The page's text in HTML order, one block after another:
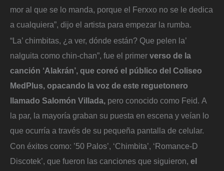
mor al que se lo manda, porque el Ferxxo no se le dedica
a cualquiera”, dijo el artista para empezar la rumba.
“La’ chimbitas, ¿a ver, dónde están? Que pelen la’
nalguita como chin-chan”, fue el primer verso de la
canción ‘Alakrán’, que coreó el público del Coliseo
MedPlus, opacando la voz de este reguetonero
llamado Salomón Villada, pero conocido como Feid. A
la par, la mayoría graban su puesta en escena y veían lo
que ocurría a través de su pequeña pantalla de celular.
Con éxitos como: ’50 Palos’, ‘Chimbita’, ‘Romance-D
Discotek’, que fueron las canciones que siguieron, el